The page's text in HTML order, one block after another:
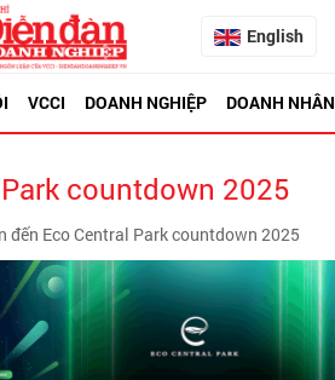
English
VCCI DOANH NGHIỆP DOANH NHÂN
countdown 2025
đến Eco Central Park countdown 2025